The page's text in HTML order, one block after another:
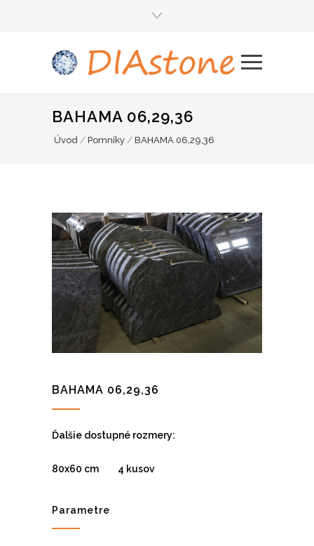
BAHAMA 06,29,36
Úvod / Pomníky / BAHAMA 06,29,36
BAHAMA 06,29,36
Ďalšie dostupné rozmery:
80x60 cm 4 kusov
Parametre